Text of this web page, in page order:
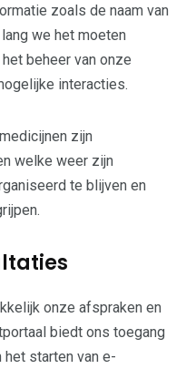
zoals de naam van
we het moeten
beheer van onze
interacties.
zijn
welke weer zijn
te blijven en
onze afspraken en
biedt ons toegang
starten van e-